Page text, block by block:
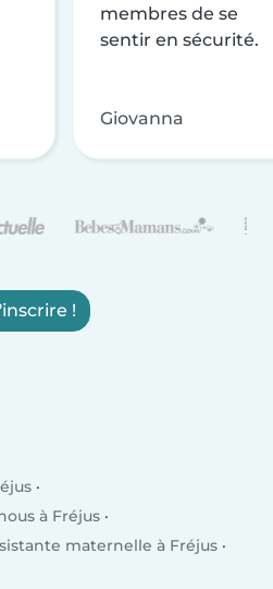
membres de se
sentir en sécurité.
Giovanna
!
à Fréjus
maternelle à Fréjus